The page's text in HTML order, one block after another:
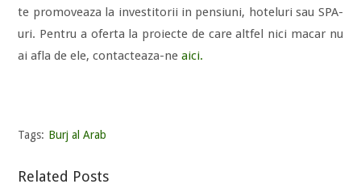
te promoveaza la investitorii in pensiuni, hoteluri sau SPA-
uri. Pentru a oferta la proiecte de care altfel nici macar nu
ai afla de ele, contacteaza-neaici.
Tags: Burj al Arab
Related Posts